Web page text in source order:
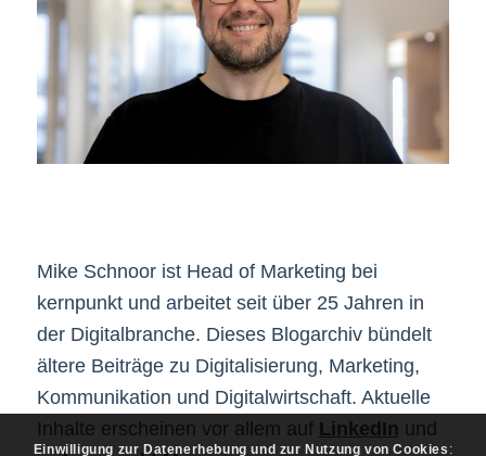
Mike Schnoor ist Head of Marketing bei
kernpunkt und arbeitet seit über 25 Jahren in
der Digitalbranche. Dieses Blogarchiv bündelt
ältere Beiträge zu Digitalisierung, Marketing,
Kommunikation und Digitalwirtschaft. Aktuelle
Inhalte erscheinen vor allem auf LinkedIn und
Einwilligung zur Datenerhebung und zur Nutzung von Cookies :